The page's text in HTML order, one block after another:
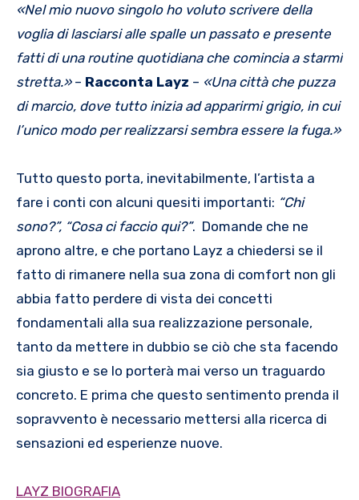
«Nel mio nuovo singolo ho voluto scrivere della
voglia di lasciarsi alle spalle un passato e presente
fatti di una routine quotidiana che comincia a starmi
stretta.»– Racconta Layz – «Una città che puzza
di marcio, dove tutto inizia ad apparirmi grigio, in cui
l’unico modo per realizzarsi sembra essere la fuga.»
Tutto questo porta, inevitabilmente, l’artista a
fare i conti con alcuni quesiti importanti: “Chi
sono?”, “Cosa ci faccio qui?”. Domande che ne
aprono altre, e che portano Layz a chiedersi se il
fatto di rimanere nella sua zona di comfort non gli
abbia fatto perdere di vista dei concetti
fondamentali alla sua realizzazione personale,
tanto da mettere in dubbio se ciò che sta facendo
sia giusto e se lo porterà mai verso un traguardo
concreto. E prima che questo sentimento prenda il
sopravvento è necessario mettersi alla ricerca di
sensazioni ed esperienze nuove.
LAYZ BIOGRAFIA